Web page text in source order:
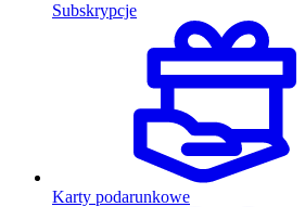
Subskrypcje
Karty podarunkowe